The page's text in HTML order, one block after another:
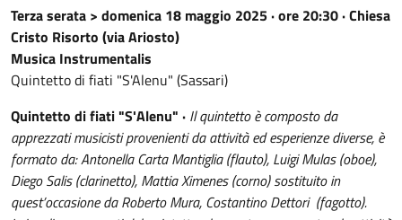
Terza serata > domenica 18 maggio 2025 · ore 20:30 · Chiesa
Cristo Risorto (via Ariosto)
Musica Instrumentalis
Quintetto di fiati "S'Alenu" (Sassari)
Quintetto di fiati "S'Alenu" · Il quintetto è composto da
apprezzati musicisti provenienti da attività ed esperienze diverse, è
formato da: Antonella Carta Mantiglia (flauto), Luigi Mulas (oboe),
Diego Salis (clarinetto), Mattia Ximenes (corno) sostituito in
quest’occasione da Roberto Mura, Costantino Dettori (fagotto).